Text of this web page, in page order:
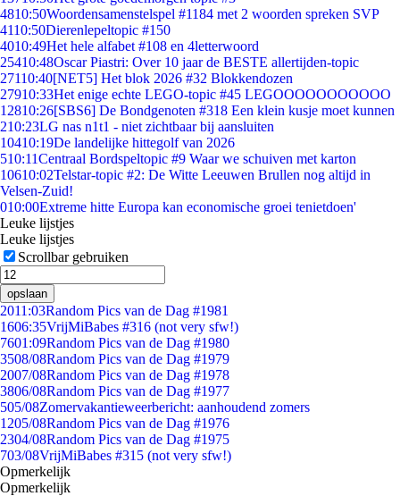
4810:50Woordensamenstelspel #1184 met 2 woorden spreken SVP
4110:50Dierenlepeltopic #150
4010:49Het hele alfabet #108 en 4letterwoord
25410:48Oscar Piastri: Over 10 jaar de BESTE allertijden-topic
27110:40[NET5] Het blok 2026 #32 Blokkendozen
27910:33Het enige echte LEGO-topic #45 LEGOOOOOOOOOOO
12810:26[SBS6] De Bondgenoten #318 Een klein kusje moet kunnen
210:23LG nas n1t1 - niet zichtbaar bij aansluiten
10410:19De landelijke hittegolf van 2026
510:11Centraal Bordspeltopic #9 Waar we schuiven met karton
10610:02Telstar-topic #2: De Witte Leeuwen Brullen nog altijd in
Velsen-Zuid!
010:00Extreme hitte Europa kan economische groei tenietdoen'
Leuke lijstjes
Leuke lijstjes
Scrollbar gebruiken
opslaan
2011:03Random Pics van de Dag #1981
1606:35VrijMiBabes #316 (not very sfw!)
7601:09Random Pics van de Dag #1980
3508/08Random Pics van de Dag #1979
2007/08Random Pics van de Dag #1978
3806/08Random Pics van de Dag #1977
505/08Zomervakantieweerbericht: aanhoudend zomers
1205/08Random Pics van de Dag #1976
2304/08Random Pics van de Dag #1975
703/08VrijMiBabes #315 (not very sfw!)
Opmerkelijk
Opmerkelijk